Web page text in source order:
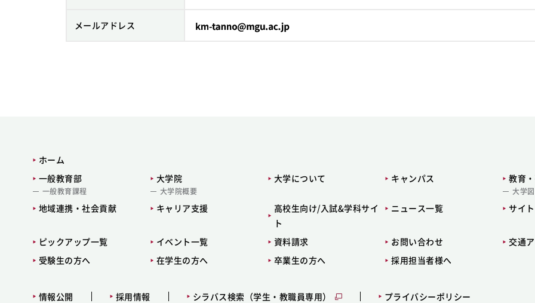
メールアドレス
ホーム
一般教育部
一般教育課程
大学院
大学院概要
大学について キャンパス 教育
大学
地域連携・社会貢献 キャリア支援
高校生向け/入試&学科サイ
ト
ニュース一覧 サイ
ピックアップ一覧 イベント一覧 資料請求 お問い合わせ
交通
受験生の方へ
在学生の方へ 卒業生の方へ 採用担当者様へ
情報公開 採用情報 シラバス検索（学生・教職員専用） プライバシーポリシー